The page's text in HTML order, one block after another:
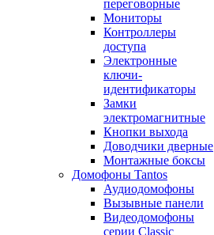
переговорные
Мониторы
Контроллеры
доступа
Электронные
ключи-
идентификаторы
Замки
электромагнитные
Кнопки выхода
Доводчики дверные
Монтажные боксы
Домофоны Tantos
Аудиодомофоны
Вызывные панели
Видеодомофоны
серии Classic